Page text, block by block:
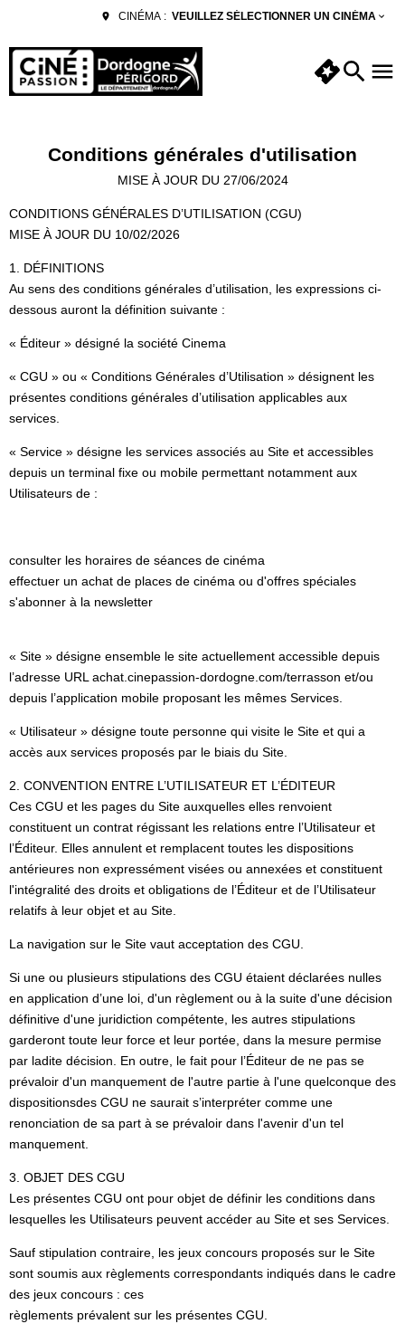
CINÉMA : VEUILLEZ SÉLECTIONNER UN CINÉMA
Conditions générales d'utilisation
MISE À JOUR DU 27/06/2024
CONDITIONS GÉNÉRALES D’UTILISATION (CGU)
MISE À JOUR DU 10/02/2026
1. DÉFINITIONS
Au sens des conditions générales d’utilisation, les expressions ci-
dessous auront la définition suivante :
« Éditeur » désigné la société Cinema
« CGU » ou « Conditions Générales d’Utilisation » désignent les
présentes conditions générales d’utilisation applicables aux
services.
« Service » désigne les services associés au Site et accessibles
depuis un terminal fixe ou mobile permettant notamment aux
Utilisateurs de :
consulter les horaires de séances de cinéma
effectuer un achat de places de cinéma ou d'offres spéciales
s'abonner à la newsletter
« Site » désigne ensemble le site actuellement accessible depuis
l’adresse URL achat.cinepassion-dordogne.com/terrasson et/ou
depuis l’application mobile proposant les mêmes Services.
« Utilisateur » désigne toute personne qui visite le Site et qui a
accès aux services proposés par le biais du Site.
2. CONVENTION ENTRE L’UTILISATEUR ET L’ÉDITEUR
Ces CGU et les pages du Site auxquelles elles renvoient
constituent un contrat régissant les relations entre l’Utilisateur et
l’Éditeur. Elles annulent et remplacent toutes les dispositions
antérieures non expressément visées ou annexées et constituent
l'intégralité des droits et obligations de l’Éditeur et de l’Utilisateur
relatifs à leur objet et au Site.
La navigation sur le Site vaut acceptation des CGU.
Si une ou plusieurs stipulations des CGU étaient déclarées nulles
en application d’une loi, d'un règlement ou à la suite d'une décision
définitive d'une juridiction compétente, les autres stipulations
garderont toute leur force et leur portée, dans la mesure permise
par ladite décision. En outre, le fait pour l’Éditeur de ne pas se
prévaloir d'un manquement de l'autre partie à l'une quelconque des
dispositionsdes CGU ne saurait s’interpréter comme une
renonciation de sa part à se prévaloir dans l'avenir d'un tel
manquement.
3. OBJET DES CGU
Les présentes CGU ont pour objet de définir les conditions dans
lesquelles les Utilisateurs peuvent accéder au Site et ses Services.
Sauf stipulation contraire, les jeux concours proposés sur le Site
sont soumis aux règlements correspondants indiqués dans le cadre
des jeux concours : ces
règlements prévalent sur les présentes CGU.